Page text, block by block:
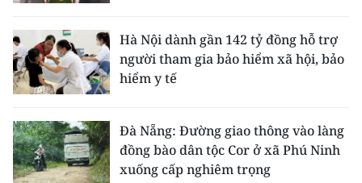
Hà Nội dành gần 142 tỷ đồng hỗ trợ
người tham gia bảo hiểm xã hội, bảo
hiểm y tế
Đà Nẵng: Đường giao thông vào làng
đồng bào dân tộc Cor ở xã Phú Ninh
xuống cấp nghiêm trọng